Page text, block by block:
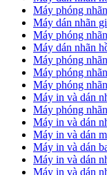
Máy phóng
Máy dán nhãn
Máy phóng
Máy dán nhãn
Máy phóng
Máy phóng
Máy phóng
Máy in và dán
Máy phóng
Máy in và dán
Máy in và dán
Máy in và dán
Máy in và dán
Máy in và dán